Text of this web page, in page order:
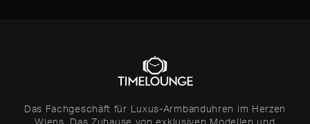
Das Fachgeschäft für Luxus-Armbanduhren im Herzen
Wiens. Das Zuhause von exklusiven Modellen und